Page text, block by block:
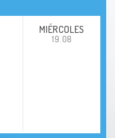
MIÉRCOLES
19.08